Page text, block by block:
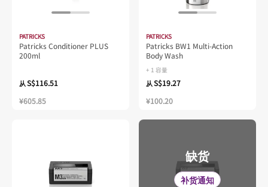
PATRICKS
Patricks Conditioner PLUS
200ml
从S$116.51
¥605.85
PATRICKS
Patricks BW1 Multi-Action
Body Wash
+ 1 容量
从S$19.27
¥100.20
缺货
补货通知